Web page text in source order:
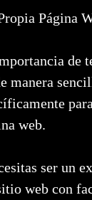
Página
de
manera
web.
ser un
web con